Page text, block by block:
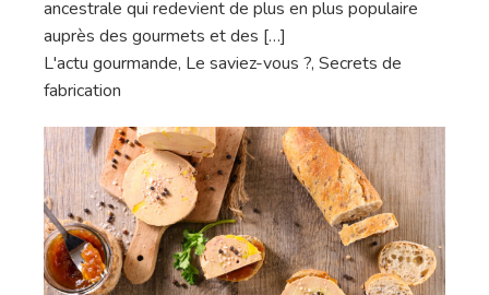
ancestrale qui redevient de plus en plus populaire
auprès des gourmets et des […]
L'actu gourmande, Le saviez-vous ?, Secrets de
fabrication